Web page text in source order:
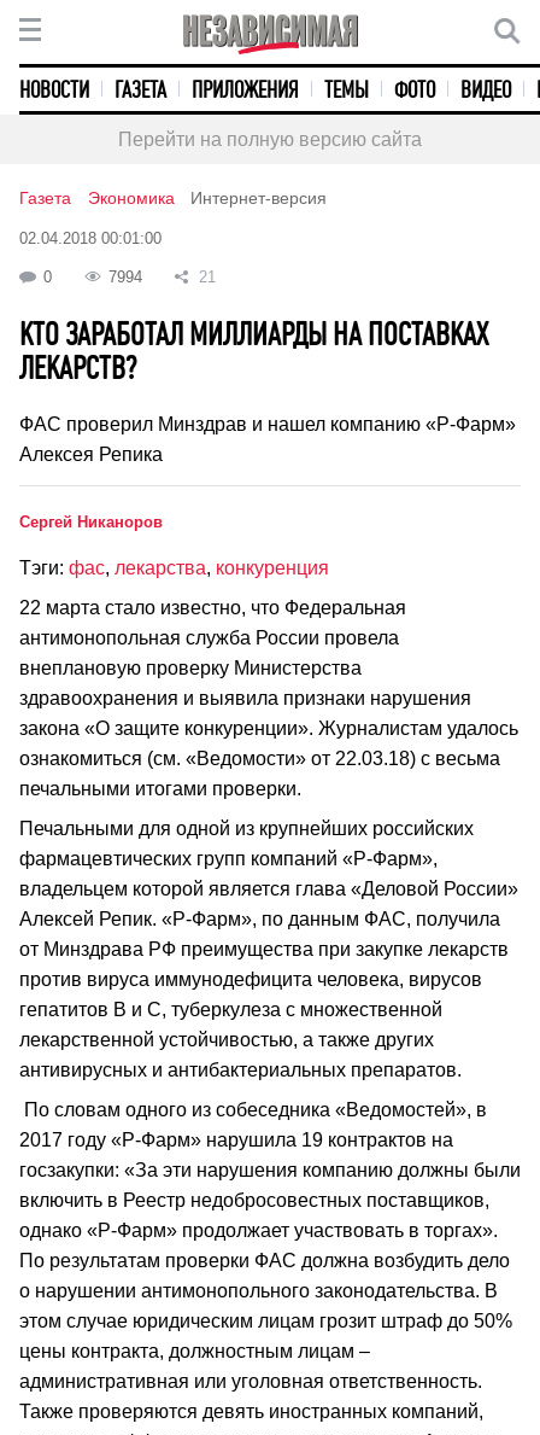
НОВОСТИ ГАЗЕТА ПРИЛОЖЕНИЯ ТЕМЫ ФОТО ВИДЕО
Перейти на полную версию сайта
Газета Экономика Интернет-версия
02.04.2018 00:01:00
0 7994 21
КТО ЗАРАБОТАЛ МИЛЛИАРДЫ НА ПОСТАВКАХ
ЛЕКАРСТВ?
ФАС проверил Минздрав и нашел компанию «Р-Фарм»
Алексея Репика
Сергей Никаноров
Тэги: фас, лекарства, конкуренция
22 марта стало известно, что Федеральная
антимонопольная служба России провела
внеплановую проверку Министерства
здравоохранения и выявила признаки нарушения
закона «О защите конкуренции». Журналистам удалось
ознакомиться (см. «Ведомости» от 22.03.18) с весьма
печальными итогами проверки.
Печальными для одной из крупнейших российских
фармацевтических групп компаний «Р-Фарм»,
владельцем которой является глава «Деловой России»
Алексей Репик. «Р-Фарм», по данным ФАС, получила
от Минздрава РФ преимущества при закупке лекарств
против вируса иммунодефицита человека, вирусов
гепатитов В и С, туберкулеза с множественной
лекарственной устойчивостью, а также других
антивирусных и антибактериальных препаратов.
По словам одного из собеседника «Ведомостей», в
2017 году «Р-Фарм» нарушила 19 контрактов на
госзакупки: «За эти нарушения компанию должны были
включить в Реестр недобросовестных поставщиков,
однако «Р-Фарм» продолжает участвовать в торгах».
По результатам проверки ФАС должна возбудить дело
о нарушении антимонопольного законодательства. В
этом случае юридическим лицам грозит штраф до 50%
цены контракта, должностным лицам –
административная или уголовная ответственность.
Также проверяются девять иностранных компаний,